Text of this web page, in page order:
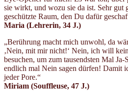
sie wirkt, und wozu sie da ist. Sehr gut
geschützte Raum, den Du dafür
Maria (Lehrerin, 34 J.)
„Berührung macht mich unwohl, da
‚Nein, mit mir nicht!‘ Nein, ich will
besuchen, um zum tausendsten Mal
endlich mal Nein sagen dürfen! Damit
jeder Pore.“
Miriam (Souffleuse, 47 J.)